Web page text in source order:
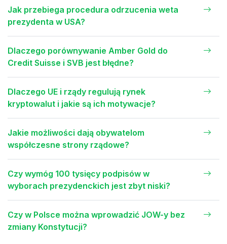
Jak przebiega procedura odrzucenia weta
prezydenta w USA?
Dlaczego porównywanie Amber Gold do
Credit Suisse i SVB jest błędne?
Dlaczego UE i rządy regulują rynek
kryptowalut i jakie są ich motywacje?
Jakie możliwości dają obywatelom
współczesne strony rządowe?
Czy wymóg 100 tysięcy podpisów w
wyborach prezydenckich jest zbyt niski?
Czy w Polsce można wprowadzić JOW-y bez
zmiany Konstytucji?